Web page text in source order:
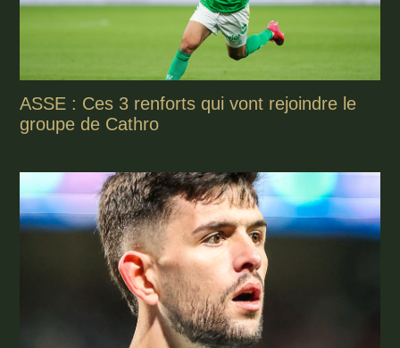
ASSE : Ces 3 renforts qui vont rejoindre le
groupe de Cathro